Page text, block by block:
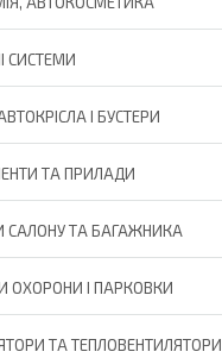
СИСТЕМИ
І БУСТЕРИ
ТА ПРИЛАДИ
САЛОНУ ТА БАГАЖНИКА
ОХОРОНИ І ПАРКОВКИ
ТА ТЕПЛОВЕНТИЛЯТОРИ